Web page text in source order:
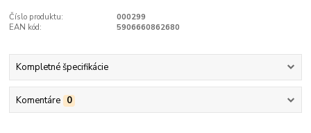
Číslo produktu:
000299
EAN kód:
5906660862680
Kompletné špecifikácie
Komentáre 0